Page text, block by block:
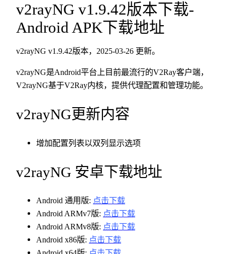
v2rayNG v1.9.42版本下载-
Android APK下载地址
v2rayNG v1.9.42版本，2025-03-26 更新。
v2rayNG是Android平台上目前最流行的V2Ray客户端，
V2rayNG基于V2Ray内核，提供代理配置和管理功能。
v2rayNG更新内容
增加配置列表以双列显示选项
v2rayNG 安卓下载地址
Android 通用版: 点击下载
Android ARMv7版: 点击下载
Android ARMv8版: 点击下载
Android x86版: 点击下载